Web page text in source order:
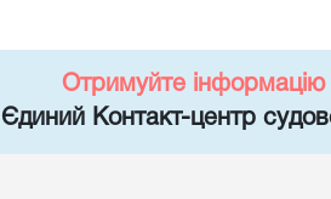
Отримуйте
Єдиний Контакт-центр